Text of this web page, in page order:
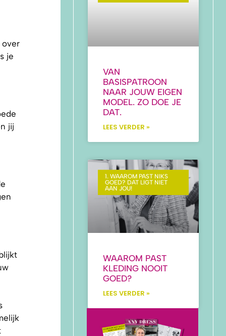
over
je
jij
VAN
BASISPATROON
NAAR JOUW EIGEN
MODEL. ZO DOE JE
DAT.
LEES VERDER »
1. WAAROM PAST NIKS
GOED? DAT LIGT NIET
AAN JOU!
WAAROM PAST
KLEDING NOOIT
GOED?
LEES VERDER »